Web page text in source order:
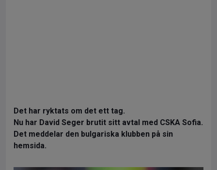
Det har ryktats om det ett tag.
Nu har David Seger brutit sitt avtal med CSKA Sofia.
Det meddelar den bulgariska klubben på sin
hemsida.